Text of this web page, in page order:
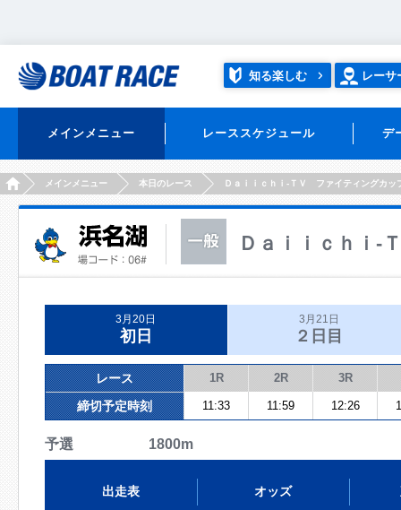
知る楽しむ レーサ
メインメニュー レーススケジュール デ
HOMEメインメニュー 本日のレース Ｄａｉｉｃｈｉ‐ＴＶ ファイティングカッ
Ｄａｉｉｃｈｉ
3月20日
初日
3月21日
２日目
レース 1R 2R 3R
締切予定時刻 11:33 11:59 12:26
予選 1800m
出走表 オッズ